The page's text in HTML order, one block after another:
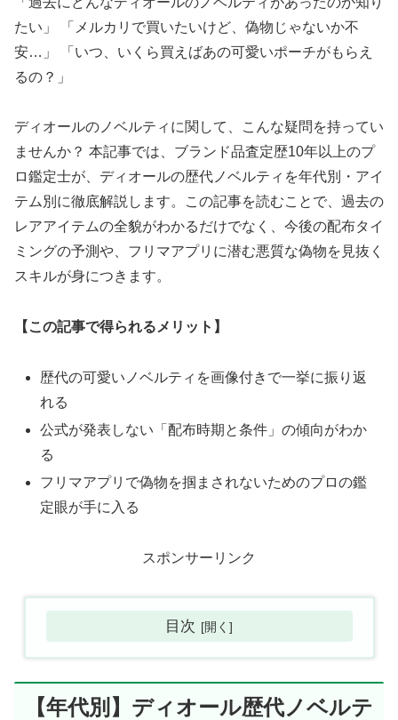
たい」 「メルカリで買いたいけど、偽物じゃないか不
安…」 「いつ、いくら買えばあの可愛いポーチがもらえ
るの？」
ディオールのノベルティに関して、こんな疑問を持ってい
ませんか？ 本記事では、ブランド品査定歴10年以上のプ
ロ鑑定士が、ディオールの歴代ノベルティを年代別・アイ
テム別に徹底解説します。この記事を読むことで、過去の
レアアイテムの全貌がわかるだけでなく、今後の配布タイ
ミングの予測や、フリマアプリに潜む悪質な偽物を見抜く
スキルが身につきます。
【この記事で得られるメリット】
歴代の可愛いノベルティを画像付きで一挙に振り返
れる
公式が発表しない「配布時期と条件」の傾向がわか
る
フリマアプリで偽物を掴まされないためのプロの鑑
定眼が手に入る
スポンサーリンク
目次
【年代別】ディオール歴代ノベルテ